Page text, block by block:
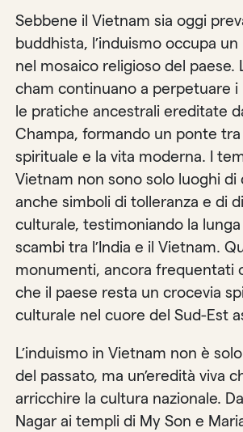
Sebbene il Vietnam sia oggi
buddhista, l’induismo occupa
nel mosaico religioso del paese.
cham continuano a perpetuare i
le pratiche ancestrali ereditate
Champa, formando un ponte tra
spirituale e la vita moderna. I
Vietnam non sono solo luoghi di
anche simboli di tolleranza e di
culturale, testimoniando la
scambi tra l’India e il Vietnam.
monumenti, ancora frequentati
che il paese resta un crocevia
culturale nel cuore del Sud-Est
L’induismo in Vietnam non è
del passato, ma un’eredità viva
arricchire la cultura nazionale.
Nagar ai templi di My Son e